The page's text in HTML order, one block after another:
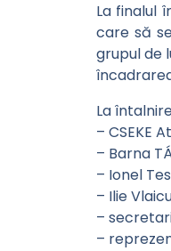
La finalul
care să
grupul de
La
– CSEKE
– Barna
– Ionel
– Ilie
– secretari
–